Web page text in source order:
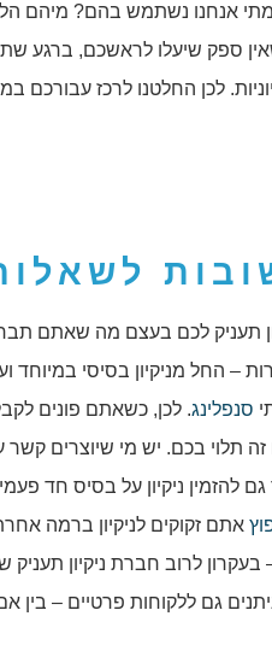
אנחנו נשתמש בהם? מיהם
ספק שיעלו לראשכם, ברגע
לכן החלטנו לרכז עבורכם
תעניק לכם בעצם מה שאתם
– החל מניקיון בסיסי במיוחד
סנפלינג. לכן, כשאתם פונים
תלוי בכם. יש מי שיוצרים קשר
להזמין ניקיון על בסיס חד
אתם זקוקים לניקיון ברמה
לרוב חברת ניקיון תעניק
גם ללקוחות פרטיים – בין אם